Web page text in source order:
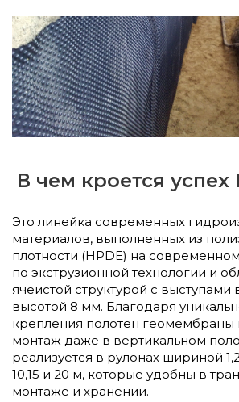
В чем кроется
Это линейка современных
материалов, выполненных из
плотности (HPDE) на
по экструзионной технологии и
ячеистой структурой с
высотой 8 мм. Благодаря
крепления полотен
монтаж даже в вертикальном
реализуется в рулонах шириной
10,15 и 20 м, которые удобны в
монтаже и хранении.